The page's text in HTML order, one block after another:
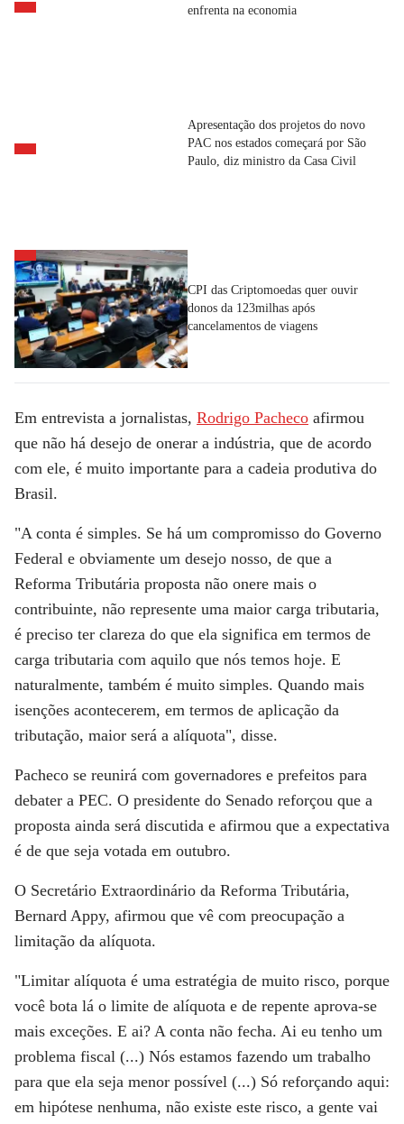
enfrenta na economia
Apresentação dos projetos do novo
PAC nos estados começará por São
Paulo, diz ministro da Casa Civil
CPI das Criptomoedas quer ouvir
donos da 123milhas após
cancelamentos de viagens
Em entrevista a jornalistas, Rodrigo Pacheco afirmou
que não há desejo de onerar a indústria, que de acordo
com ele, é muito importante para a cadeia produtiva do
Brasil.
"A conta é simples. Se há um compromisso do Governo
Federal e obviamente um desejo nosso, de que a
Reforma Tributária proposta não onere mais o
contribuinte, não represente uma maior carga tributaria,
é preciso ter clareza do que ela significa em termos de
carga tributaria com aquilo que nós temos hoje. E
naturalmente, também é muito simples. Quando mais
isenções acontecerem, em termos de aplicação da
tributação, maior será a alíquota", disse.
Pacheco se reunirá com governadores e prefeitos para
debater a PEC. O presidente do Senado reforçou que a
proposta ainda será discutida e afirmou que a expectativa
é de que seja votada em outubro.
O Secretário Extraordinário da Reforma Tributária,
Bernard Appy, afirmou que vê com preocupação a
limitação da alíquota.
"Limitar alíquota é uma estratégia de muito risco, porque
você bota lá o limite de alíquota e de repente aprova-se
mais exceções. E ai? A conta não fecha. Ai eu tenho um
problema fiscal (...) Nós estamos fazendo um trabalho
para que ela seja menor possível (...) Só reforçando aqui:
em hipótese nenhuma, não existe este risco, a gente vai